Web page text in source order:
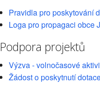
Pravidla pro poskytování
Loga pro propagaci obce
Podpora projektů
Výzva - volnočasové
Žádost o poskytnutí